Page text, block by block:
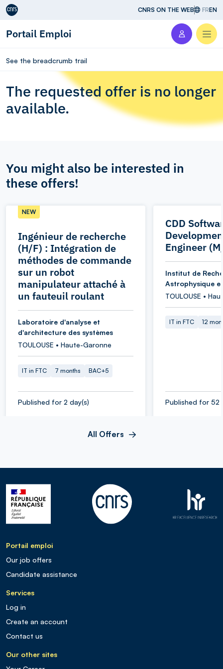
Aller au contenu CNRS ON THE WEB FREN
Portail Emploi
See the breadcrumb trail
The requested offer is no longer
available.
You might also be interested in
these offers!
Ingénieur de recherche
(H/F) : Intégration de
méthodes de commande
sur un robot
manipulateur attaché à
un fauteuil roulant
NEW
Laboratoire d'analyse et
d'architecture des systèmes
TOULOUSE • Haute-Garonne
IT in FTC 7 months BAC+5
Published for 2 day(s)
CDD
Engineer
Institut de
Astrophysique
TOULOUSE •
IT in FTC 12
Published for 52
All Offers
Portail emploi
Our job offers
Candidate assistance
Services
Log in
Create an account
Contact us
Our other sites